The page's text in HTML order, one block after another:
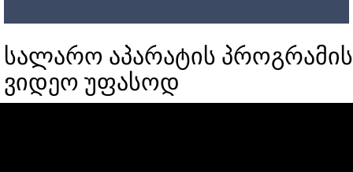
სალარო აპარატის პროგრამის
ვიდეო უფასოდ